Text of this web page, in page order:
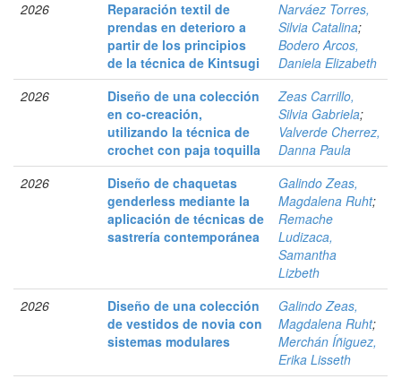
2026
Reparación textil de
prendas en deterioro a
partir de los principios
de la técnica de Kintsugi
Narváez Torres,
Silvia Catalina;
Bodero Arcos,
Daniela Elizabeth
2026
Diseño de una colección
en co-creación,
utilizando la técnica de
crochet con paja toquilla
Zeas Carrillo,
Silvia Gabriela;
Valverde Cherrez,
Danna Paula
2026
Diseño de chaquetas
genderless mediante la
aplicación de técnicas de
sastrería contemporánea
Galindo Zeas,
Magdalena Ruht;
Remache
Ludizaca,
Samantha
Lizbeth
2026
Diseño de una colección
de vestidos de novia con
sistemas modulares
Galindo Zeas,
Magdalena Ruht;
Merchán Íñiguez,
Erika Lisseth